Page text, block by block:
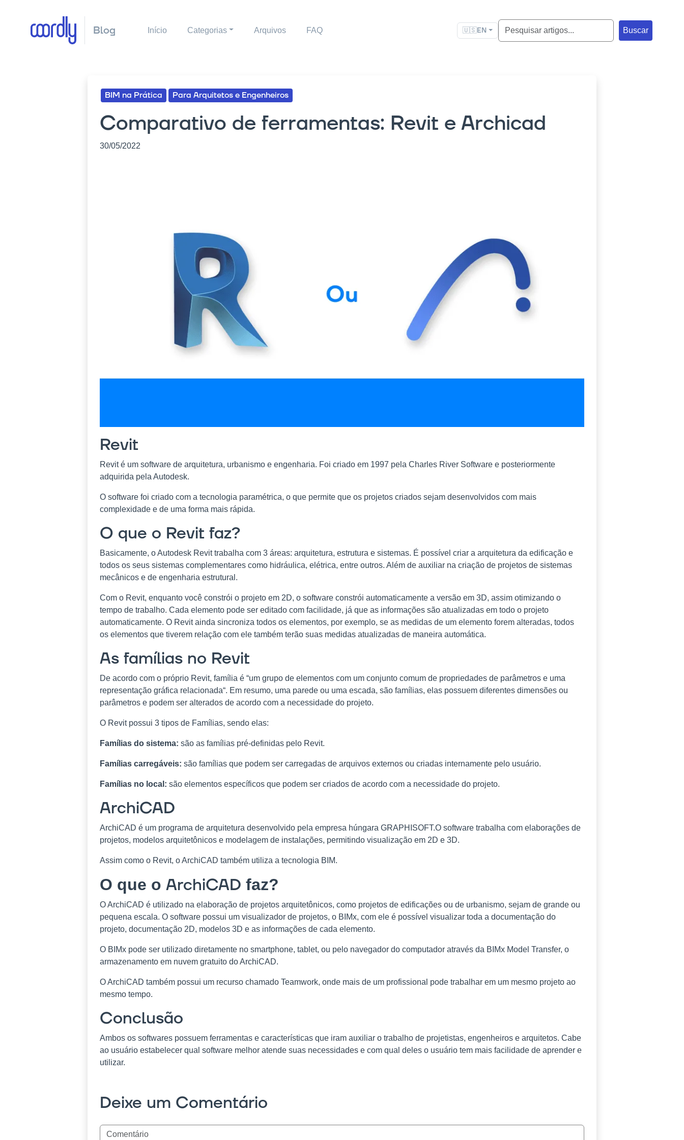
Blog Início Categorias Arquivos FAQ 🇺🇸EN Buscar
BIM na Prática Para Arquitetos e Engenheiros
Comparativo de ferramentas: Revit e Archicad
30/05/2022
Revit
Revit é um software de arquitetura, urbanismo e engenharia. Foi criado em 1997 pela Charles River Software e posteriormente
adquirida pela Autodesk.
O software foi criado com a tecnologia paramétrica, o que permite que os projetos criados sejam desenvolvidos com mais
complexidade e de uma forma mais rápida.
O que o Revit faz?
Basicamente, o Autodesk Revit trabalha com 3 áreas: arquitetura, estrutura e sistemas. É possível criar a arquitetura da edificação e
todos os seus sistemas complementares como hidráulica, elétrica, entre outros. Além de auxiliar na criação de projetos de sistemas
mecânicos e de engenharia estrutural.
Com o Revit, enquanto você constrói o projeto em 2D, o software constrói automaticamente a versão em 3D, assim otimizando o
tempo de trabalho. Cada elemento pode ser editado com facilidade, já que as informações são atualizadas em todo o projeto
automaticamente. O Revit ainda sincroniza todos os elementos, por exemplo, se as medidas de um elemento forem alteradas, todos
os elementos que tiverem relação com ele também terão suas medidas atualizadas de maneira automática.
As famílias no Revit
De acordo com o próprio Revit, família é “um grupo de elementos com um conjunto comum de propriedades de parâmetros e uma
representação gráfica relacionada“. Em resumo, uma parede ou uma escada, são famílias, elas possuem diferentes dimensões ou
parâmetros e podem ser alterados de acordo com a necessidade do projeto.
O Revit possui 3 tipos de Famílias, sendo elas:
Famílias do sistema: são as famílias pré-definidas pelo Revit.
Famílias carregáveis: são famílias que podem ser carregadas de arquivos externos ou criadas internamente pelo usuário.
Famílias no local: são elementos específicos que podem ser criados de acordo com a necessidade do projeto.
ArchiCAD
ArchiCAD é um programa de arquitetura desenvolvido pela empresa húngara GRAPHISOFT.O software trabalha com elaborações de
projetos, modelos arquitetônicos e modelagem de instalações, permitindo visualização em 2D e 3D.
Assim como o Revit, o ArchiCAD também utiliza a tecnologia BIM.
O que o ArchiCAD faz?
O ArchiCAD é utilizado na elaboração de projetos arquitetônicos, como projetos de edificações ou de urbanismo, sejam de grande ou
pequena escala. O software possui um visualizador de projetos, o BIMx, com ele é possível visualizar toda a documentação do
projeto, documentação 2D, modelos 3D e as informações de cada elemento.
O BIMx pode ser utilizado diretamente no smartphone, tablet, ou pelo navegador do computador através da BIMx Model Transfer, o
armazenamento em nuvem gratuito do ArchiCAD.
O ArchiCAD também possui um recurso chamado Teamwork, onde mais de um profissional pode trabalhar em um mesmo projeto ao
mesmo tempo.
Conclusão
Ambos os softwares possuem ferramentas e características que iram auxiliar o trabalho de projetistas, engenheiros e arquitetos. Cabe
ao usuário estabelecer qual software melhor atende suas necessidades e com qual deles o usuário tem mais facilidade de aprender e
utilizar.
Deixe um Comentário